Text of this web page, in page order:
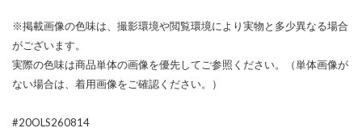
※掲載画像の色味は、撮影環境や閲覧環境により実物と多少異なる場合
がございます。
実際の色味は商品単体の画像を優先してご参照ください。（単体画像が
ない場合は、着用画像をご確認ください。）
#20OLS260814